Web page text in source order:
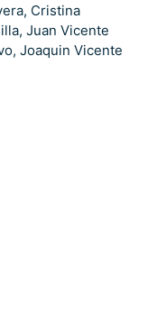
Cristina
Juan Vicente
Joaquin Vicente